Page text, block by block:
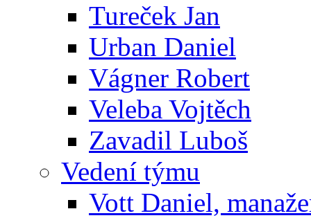
Tureček Jan
Urban Daniel
Vágner Robert
Veleba Vojtěch
Zavadil Luboš
Vedení týmu
Vott Daniel,